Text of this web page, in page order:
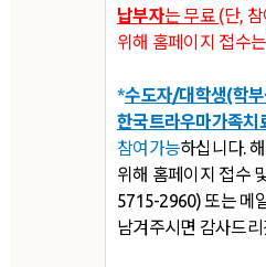
납부자는 무료 (단,
위해 홈페이지 접수
*수도자/대학생(학
한국트라우마가족치
참여가능하십니다.
위해 홈페이지 접수
5715-2960) 또는 메
남겨주시면 감사드리